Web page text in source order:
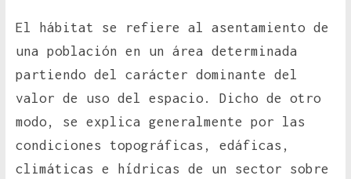
El hábitat se refiere al asentamiento de
una población en un área determinada
partiendo del carácter dominante del
valor de uso del espacio. Dicho de otro
modo, se explica generalmente por las
condiciones topográficas, edáficas,
climáticas e hídricas de un sector sobre